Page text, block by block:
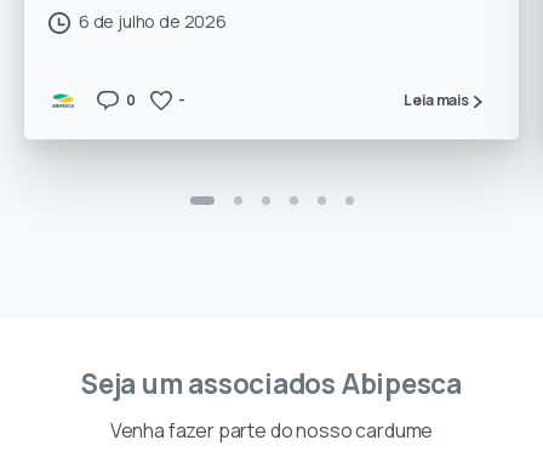
6 de julho de 2026
0 - Leia mais
Seja um associados Abipesca
Venha fazer parte do nosso cardume